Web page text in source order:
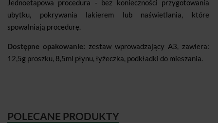
Jednoetapowa procedura - bez konieczności przygotowania
ubytku, pokrywania lakierem lub naświetlania, które
spowalniają procedurę.
Dostępne opakowanie: zestaw wprowadzający A3, zawiera:
12,5g proszku, 8,5ml płynu, łyżeczka, podkładki do mieszania.
POLECANE PRODUKTY